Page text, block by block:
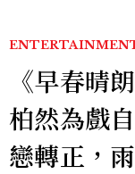
《早春晴
柏然為戲
戀轉正，